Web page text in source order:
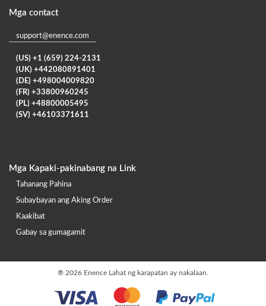
Mga contact
support@enence.com
(US) +1 (659) 224-2131
(UK) +442080891401
(DE) +498004009820
(FR) +33800960245
(PL) +48800005495
(SV) +46103371611
Mga Kapaki-pakinabang na Link
Tahanang Pahina
Subaybayan ang Aking Order
Kaakibat
Gabay sa gumagamit
® 2026 Enence Lahat ng karapatan ay nakalaan.